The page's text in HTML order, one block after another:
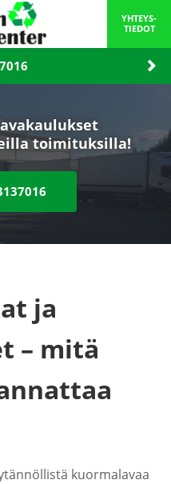
YHTEYS-
TIEDOT
toimituksilla!
ja
– mitä
kuormalavaa